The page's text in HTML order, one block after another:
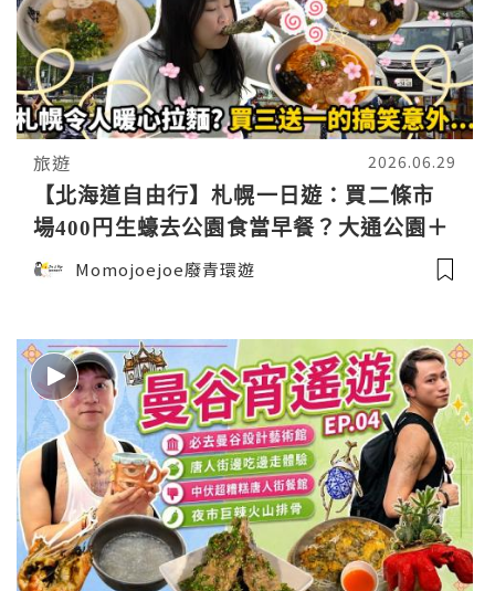
旅遊 2026.06.29
【北海道自由行】札幌一日遊：買二條市
場400円生蠔去公園食當早餐？大通公園＋
人氣札幌拉麵買三送一拉麵事故😝日本租
VLO
Momojoejoe廢青環遊